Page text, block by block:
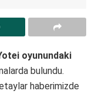
oyunundaki
bulundu.
haberimizde